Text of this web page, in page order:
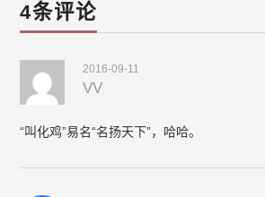
4条评论
2016-09-11
VV
“叫化鸡”易名“名扬天下”，哈哈。